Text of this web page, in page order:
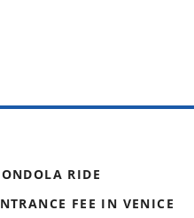
RIDE
FEE IN VENICE